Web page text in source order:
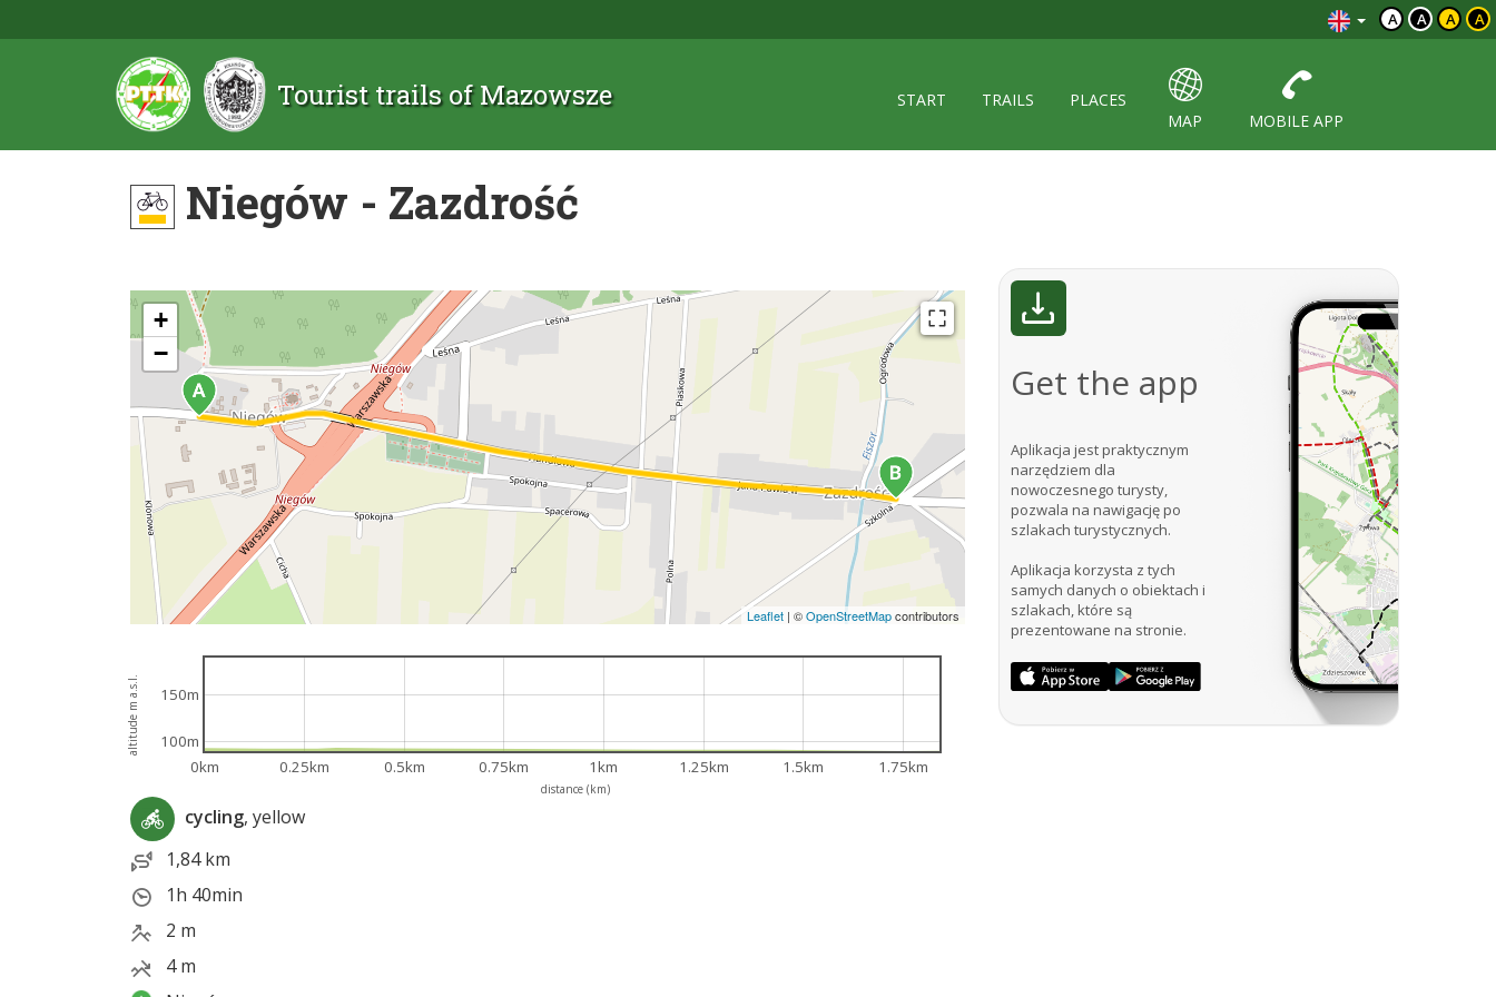
A A A A
Tourist trails of Mazowsze START TRAILS
PLACES
MAP
MOBILE APP
Niegów - Zazdrość
+
−
Leaflet | ©OpenStreetMapcontributors
distance (km)
altitude m a.s.l.
0km 0.25km 0.5km 0.75km 1km 1.25km 1.5km 1.75km
100m
150m
cycling, yellow
1,84 km
1h 40min
2 m
4 m
Get the app
Aplikacja jest praktycznym
narzędziem dla
nowoczesnego turysty,
pozwala na nawigację po
szlakach turystycznych.
Aplikacja korzysta z tych
samych danych o obiektach i
szlakach, które są
prezentowane na stronie.